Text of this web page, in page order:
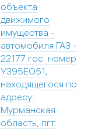
объекта
движимого
имущества -
автомобиля ГАЗ -
22177 гос. номер
У395ЕО51,
находящегося по
адресу:
Мурманская
область, пгт.